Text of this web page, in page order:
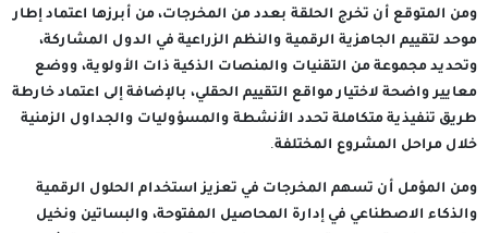
ومن المتوقع أن تخرج الحلقة بعدد من المخرجات، من أبرزها اعتماد إطار
موحد لتقييم الجاهزية الرقمية والنظم الزراعية في الدول المشاركة،
وتحديد مجموعة من التقنيات والمنصات الذكية ذات الأولوية، ووضع
معايير واضحة لاختيار مواقع التقييم الحقلي، بالإضافة إلى اعتماد خارطة
طريق تنفيذية متكاملة تحدد الأنشطة والمسؤوليات والجداول الزمنية
خلال مراحل المشروع المختلفة.
ومن المؤمل أن تسهم المخرجات في تعزيز استخدام الحلول الرقمية
والذكاء الاصطناعي في إدارة المحاصيل المفتوحة، والبساتين ونخيل